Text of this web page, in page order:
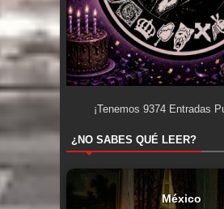
¡Tenemos 9374Entradas
¿NO SABES QUÉ LEER?
México